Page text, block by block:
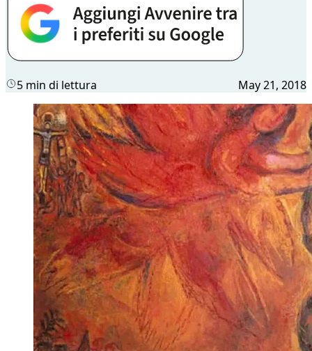
5 min di lettura May 21, 2018